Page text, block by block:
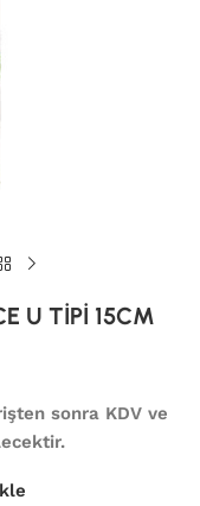
U TİPİ 15CM
sonra KDV ve